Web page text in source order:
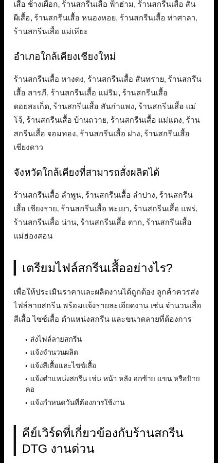
เสื้อ ช้างเผือก, ร้านสกรีนเสื้อ ฟ้าฮ่าม, ร้านสกรีนเสื้อ สัน
ผีเสื้อ, ร้านสกรีนเสื้อ หนองหอย, ร้านสกรีนเสื้อ ท่าศาลา,
ร้านสกรีนเสื้อ แม่เหียะ
อำเภอใกล้เคียงเชียงใหม่
ร้านสกรีนเสื้อ หางดง, ร้านสกรีนเสื้อ สันทราย, ร้านสกรีน
เสื้อ สารภี, ร้านสกรีนเสื้อ แม่ริม, ร้านสกรีนเสื้อ
ดอยสะเก็ด, ร้านสกรีนเสื้อ สันกำแพง, ร้านสกรีนเสื้อ แม่
โจ้, ร้านสกรีนเสื้อ บ้านถวาย, ร้านสกรีนเสื้อ แม่แตง, ร้าน
สกรีนเสื้อ จอมทอง, ร้านสกรีนเสื้อ ฝาง, ร้านสกรีนเสื้อ
เชียงดาว
จังหวัดใกล้เคียงที่สามารถสั่งผลิตได้
ร้านสกรีนเสื้อ ลำพูน, ร้านสกรีนเสื้อ ลำปาง, ร้านสกรีน
เสื้อ เชียงราย, ร้านสกรีนเสื้อ พะเยา, ร้านสกรีนเสื้อ แพร่,
ร้านสกรีนเสื้อ น่าน, ร้านสกรีนเสื้อ ตาก, ร้านสกรีนเสื้อ
แม่ฮ่องสอน
เตรียมไฟล์สกรีนเสื้ออย่างไร?
เพื่อให้ประเมินราคาและผลิตงานได้ถูกต้อง ลูกค้าควรส่ง
ไฟล์ลายสกรีน พร้อมแจ้งรายละเอียดงาน เช่น จำนวนเสื้อ
สีเสื้อ ไซซ์เสื้อ ตำแหน่งสกรีน และขนาดลายที่ต้องการ
ส่งไฟล์ลายสกรีน
แจ้งจำนวนผลิต
แจ้งสีเสื้อและไซซ์เสื้อ
แจ้งตำแหน่งสกรีน เช่น หน้า หลัง อกซ้าย แขน หรือป้าย
คอ
แจ้งกำหนดวันที่ต้องการใช้งาน
คีย์เวิร์ดที่เกี่ยวข้องกับร้านสกรีน
DTG งานด่วน